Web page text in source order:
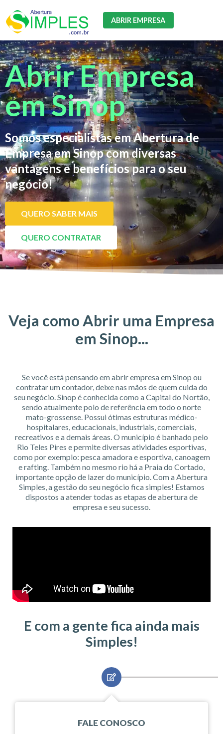
ABRIR EMPRESA
Abrir Empresa
em Sinop
Somos especialistas em Abertura de
Empresa em Sinop com diversas
vantagens e benefícios para o seu
negócio!
QUERO SABER MAIS
QUERO CONTRATAR
Veja como Abrir uma Empresa
em Sinop...
Se você está pensando em abrir empresa em Sinop ou
contratar um contador, deixe nas mãos de quem cuida do
seu negócio. Sinop é conhecida como a Capital do Nortão,
sendo atualmente polo de referência em todo o norte
mato-grossense. Possui ótimas estruturas médico-
hospitalares, educacionais, industriais, comerciais,
recreativos e a demais áreas. O município é banhado pelo
Rio Teles Pires e permite diversas atividades esportivas,
como por exemplo: pesca amadora e esportiva, canoagem
e rafting. Também no mesmo rio há a Praia do Cortado,
importante opção de lazer do município. Com a Abertura
Simples, a gestão do seu negócio fica simples! Estamos
dispostos a atender todas as etapas de abertura de
empresa e seu sucesso.
E com a gente fica ainda mais
Simples!
FALE CONOSCO